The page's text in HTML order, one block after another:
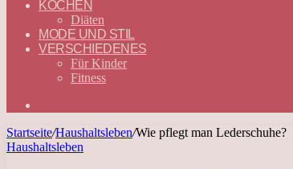
KOCHEN
Diäten
MODE UND STIL
VERSCHIEDENES
Für Kinder
Fitness
Startseite/Haushaltsleben/Wie pflegt man Lederschuhe?
Haushaltsleben